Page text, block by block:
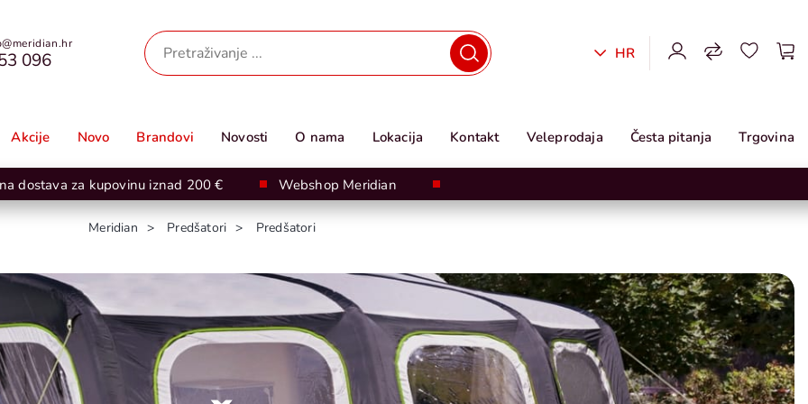
096 HR
Akcije Novo Brandovi Novosti O nama Lokacija Kontakt Veleprodaja Česta pitanja Trgovina
dostava za kupovinu iznad 200 € Webshop Meridian
Meridian Predšatori Predšatori